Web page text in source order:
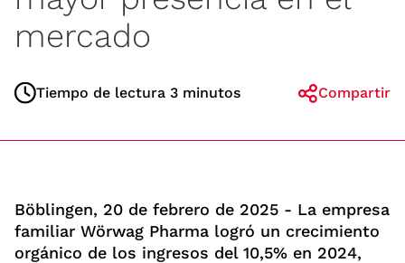
mercado
Tiempo de lectura 3 minutos Compartir
Böblingen, 20 de febrero de 2025 - La empresa
familiar Wörwag Pharma logró un crecimiento
orgánico de los ingresos del 10,5% en 2024,